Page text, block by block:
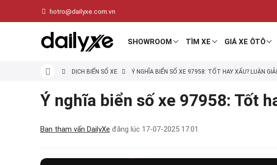
hotro@dailyxe.com.vn
SHOWROOM TÌM XE GIÁ XE ÔTÔ
DỊCH BIỂN SỐ XE Ý NGHĨA BIỂN SỐ XE 97958: TỐT HAY XẤU? LUẬN
Ý nghĩa biển số xe 97958: Tốt
Ban tham vấn DailyXe đăng lúc 17-07-2025 17:01